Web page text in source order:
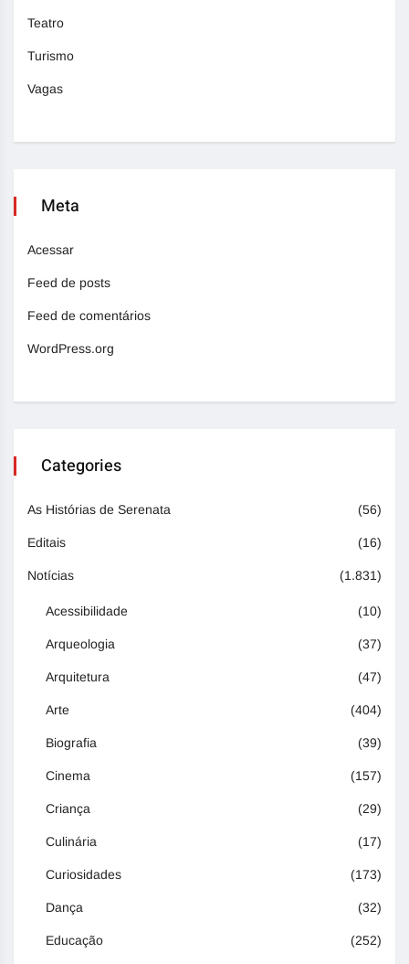
Teatro
Turismo
Vagas
Meta
Acessar
Feed de posts
Feed de comentários
WordPress.org
Categories
As Histórias de Serenata (56)
Editais (16)
Notícias (1.831)
Acessibilidade (10)
Arqueologia (37)
Arquitetura (47)
Arte (404)
Biografia (39)
Cinema (157)
Criança (29)
Culinária (17)
Curiosidades (173)
Dança (32)
Educação (252)